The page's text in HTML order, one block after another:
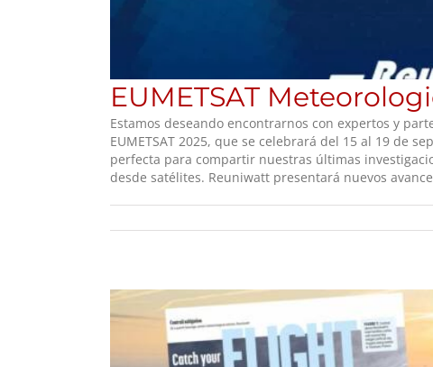
EUMETSAT
Estamos deseando encontrarnos con expertos y
EUMETSAT 2025, que se celebrará del 15 al 19 de
perfecta para compartir nuestras últimas
desde satélites. Reuniwatt presentará nuevos